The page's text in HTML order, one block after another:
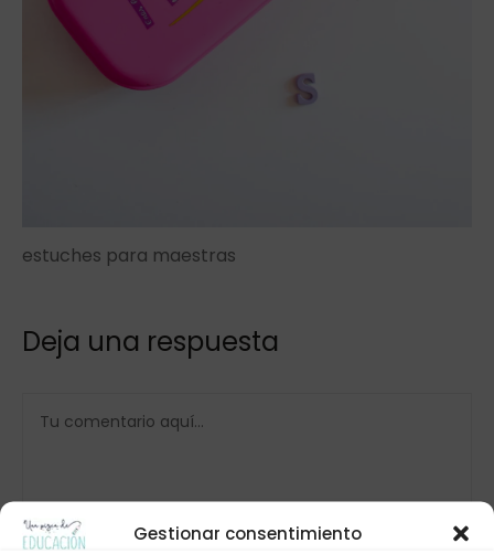
Gestionar consentimiento
estuches para maestras
Deja una respuesta